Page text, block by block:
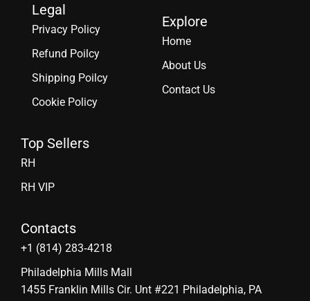
Legal
Privacy Policy
Refund Poilcy
Shipping Poilcy
Cookie Policy
Explore
Home
About Us
Contact Us
Top Sellers
RH
RH VIP
Contacts
‪+1 (814) 283‑4218
Philadelphia Mills Mall
1455 Franklin Mills Cir. Unt #221 Philadelphia, PA